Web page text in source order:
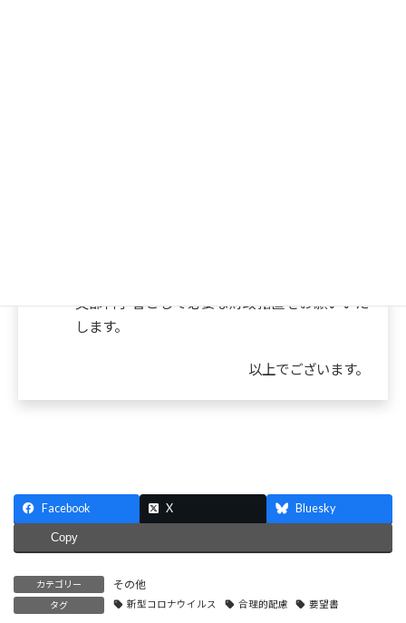
文部科学省として必要な財政措置をお願いいた
します。
以上でございます。
Facebook X Bluesky
Copy
カテゴリー その他
タグ 新型コロナウイルス 合理的配慮 要望書